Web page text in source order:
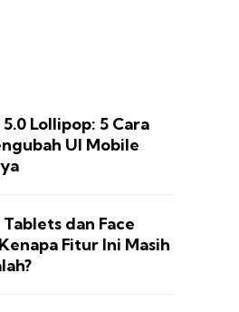
Lollipop: 5 Cara
UI Mobile
dan Face
Fitur Ini Masih